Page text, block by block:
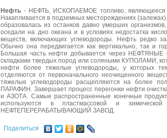
Нефть - НЕФТЬ, ИСКОПАЕМОЕ топливо, являющееся
Накапливается в подземных месторождениях
образовалась из останков давно умерших
оседали на дно океана и в условиях недостатка
веществ, включающих углеводороды. Нефть редко
Обычно она передвигается как вертикально, так и
Большая часть нефти добывается через
складками твердых пород или соляными КУПОЛАМИ,
нефти более тяжелые углеводороды, у которых
отделяются от первоначального неочищенного
тяжелые углеводороды расщепляются на более
ПАРАФИН. Завершает процесс перегонки нефти
и АЗОТА. Самые распространенные конечные
используются в пластмассовой и
НЕФТЕПЕРЕРАБАТЫВАЮЩИЙ ЗАВОД.
Поделиться